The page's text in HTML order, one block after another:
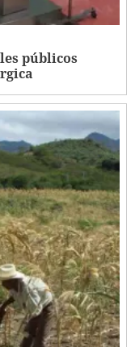
públicos